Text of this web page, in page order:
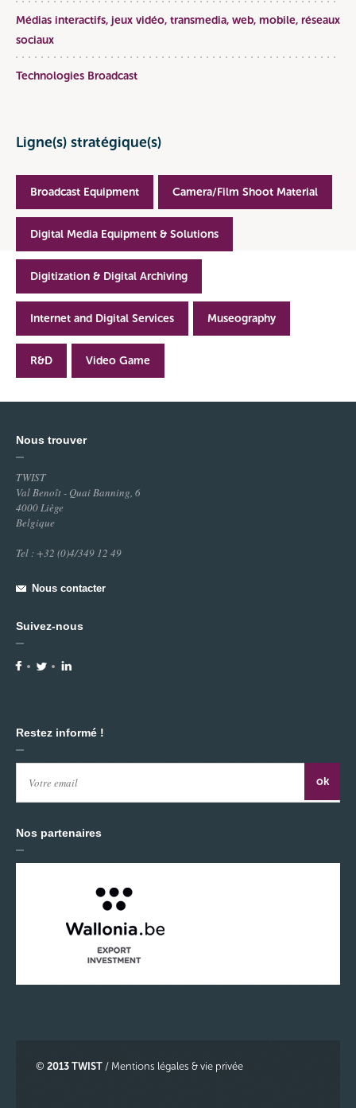
Médias interactifs, jeux vidéo, transmedia, web, mobile, réseaux
sociaux
Technologies Broadcast
Ligne(s) stratégique(s)
Broadcast Equipment Camera/Film Shoot Material
Digital Media Equipment & Solutions
Digitization & Digital Archiving
Internet and Digital Services Museography
R&D Video Game
Nous trouver
TWIST
Val Benoît - Quai Banning, 6
4000 Liège
Belgique
Tel : +32 (0)4/349 12 49
Nous contacter
Suivez-nous
Restez informé !
Nos partenaires
© 2013 TWIST / Mentions légales & vie privée